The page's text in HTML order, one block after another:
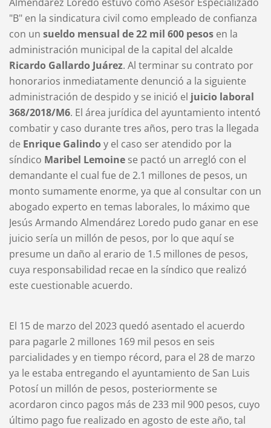
"B" en la sindicatura civil como empleado de confianza
con un sueldo mensual de 22 mil 600 pesosen la
administración municipal de la capital del alcalde
Ricardo Gallardo Juárez. Al terminar su contrato por
honorarios inmediatamente denunció a la siguiente
administración de despido y se inició el juicio laboral
368/2018/M6. El área jurídica del ayuntamiento intentó
combatir y caso durante tres años, pero tras la llegada
de Enrique Galindoy el caso ser atendido por la
síndico Maribel Lemoinese pactó un arregló con el
demandante el cual fue de 2.1 millones de pesos, un
monto sumamente enorme, ya que al consultar con un
abogado experto en temas laborales, lo máximo que
Jesús Armando Almendárez Loredo pudo ganar en ese
juicio sería un millón de pesos, por lo que aquí se
presume un daño al erario de 1.5 millones de pesos,
cuya responsabilidad recae en la síndico que realizó
este cuestionable acuerdo.
El 15 de marzo del 2023 quedó asentado el acuerdo
para pagarle 2 millones 169 mil pesos en seis
parcialidades y en tiempo récord, para el 28 de marzo
ya le estaba entregando el ayuntamiento de San Luis
Potosí un millón de pesos, posteriormente se
acordaron cinco pagos más de 233 mil 900 pesos, cuyo
último pago fue realizado en agosto de este año, tal